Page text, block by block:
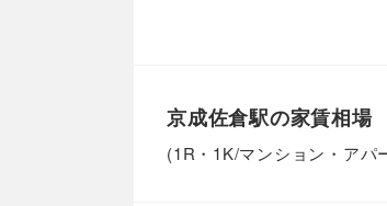
京成佐倉駅の家賃相場
(1R・1K/マンション・アパ